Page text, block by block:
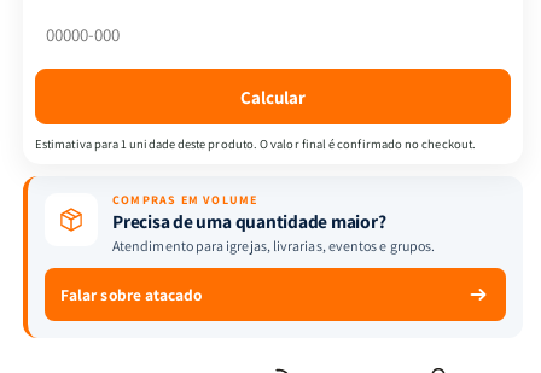
Assis
Calcular
Estimativa para 1 unidade deste produto. O valor final é confirmado no checkout.
COMPRAS EM VOLUME
Precisa de uma quantidade maior?
Atendimento para igrejas, livrarias, eventos e grupos.
Falar sobre atacado